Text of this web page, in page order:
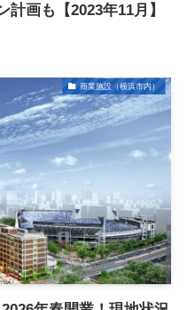
画も【2023年11月】
商業施設（横浜市内）